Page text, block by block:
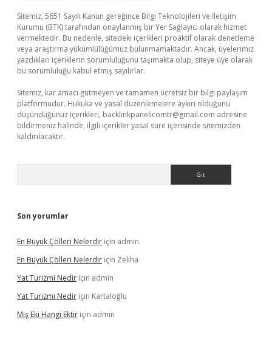
Sitemiz, 5651 Sayılı Kanun gereğince Bilgi Teknolojileri ve İletişim
Kurumu (BTK) tarafından onaylanmış bir Yer Sağlayıcı olarak hizmet
vermektedir. Bu nedenle, sitedeki içerikleri proaktif olarak denetleme
veya araştırma yükümlülüğümüz bulunmamaktadır. Ancak, üyelerimiz
yazdıkları içeriklerin sorumluluğunu taşımakta olup, siteye üye olarak
bu sorumluluğu kabul etmiş sayılırlar.
Sitemiz, kar amacı gütmeyen ve tamamen ücretsiz bir bilgi paylaşım
platformudur. Hukuka ve yasal düzenlemelere aykırı olduğunu
düşündüğünüz içerikleri, backlinkpanelicomtr@gmail.com adresine
bildirmeniz halinde, ilgili içerikler yasal süre içerisinde sitemizden
kaldırılacaktır.
Son yorumlar
En Büyük Çölleri Nelerdir için admin
En Büyük Çölleri Nelerdir için Zeliha
Yat Turizmi Nedir için admin
Yat Turizmi Nedir için Kartaloğlu
Miş Eki Hangi Ektir için admin